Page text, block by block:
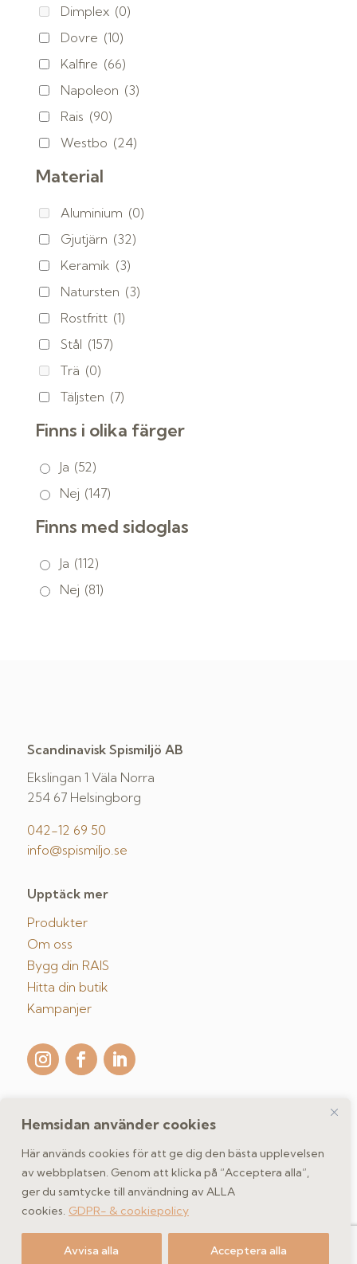
Hemsidan använder cookies
Här används cookies för att ge dig den bästa upplevelsen
av webbplatsen. Genom att klicka på “Acceptera alla”,
ger du samtycke till användning av ALLA
cookies. GDPR- & cookiepolicy
Avvisa alla Acceptera alla
Dimplex (0)
Dovre (10)
Kalfire (66)
Napoleon (3)
Rais (90)
Westbo (24)
Material
Aluminium (0)
Gjutjärn (32)
Keramik (3)
Natursten (3)
Rostfritt (1)
Stål (157)
Trä (0)
Täljsten (7)
Finns i olika färger
Ja (52)
Nej (147)
Finns med sidoglas
Ja (112)
Nej (81)
Scandinavisk Spismiljö AB
Ekslingan 1 Väla Norra
254 67 Helsingborg
042-12 69 50
info@spismiljo.se
Upptäck mer
Produkter
Om oss
Bygg din RAIS
Hitta din butik
Kampanjer
GDPR- & cookiepolicy